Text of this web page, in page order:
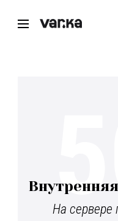
На сервере